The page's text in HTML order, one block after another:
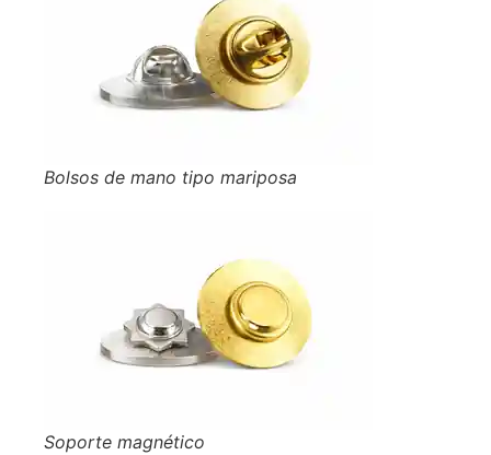
Bolsos de mano tipo mariposa
Soporte magnético